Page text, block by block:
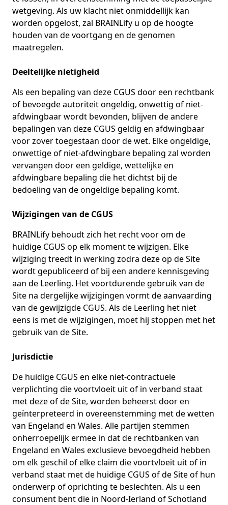
wetgeving. Als uw klacht niet onmiddellijk kan
worden opgelost, zal BRAINLify u op de hoogte
houden van de voortgang en de genomen
maatregelen.
Deeltelijke nietigheid
Als een bepaling van deze CGUS door een rechtbank
of bevoegde autoriteit ongeldig, onwettig of niet-
afdwingbaar wordt bevonden, blijven de andere
bepalingen van deze CGUS geldig en afdwingbaar
voor zover toegestaan door de wet. Elke ongeldige,
onwettige of niet-afdwingbare bepaling zal worden
vervangen door een geldige, wettelijke en
afdwingbare bepaling die het dichtst bij de
bedoeling van de ongeldige bepaling komt.
Wijzigingen van de CGUS
BRAINLify behoudt zich het recht voor om de
huidige CGUS op elk moment te wijzigen. Elke
wijziging treedt in werking zodra deze op de Site
wordt gepubliceerd of bij een andere kennisgeving
aan de Leerling. Het voortdurende gebruik van de
Site na dergelijke wijzigingen vormt de aanvaarding
van de gewijzigde CGUS. Als de Leerling het niet
eens is met de wijzigingen, moet hij stoppen met het
gebruik van de Site.
Jurisdictie
De huidige CGUS en elke niet-contractuele
verplichting die voortvloeit uit of in verband staat
met deze of de Site, worden beheerst door en
geïnterpreteerd in overeenstemming met de wetten
van Engeland en Wales. Alle partijen stemmen
onherroepelijk ermee in dat de rechtbanken van
Engeland en Wales exclusieve bevoegdheid hebben
om elk geschil of elke claim die voortvloeit uit of in
verband staat met de huidige CGUS of de Site of hun
onderwerp of oprichting te beslechten. Als u een
consument bent die in Noord-Ierland of Schotland